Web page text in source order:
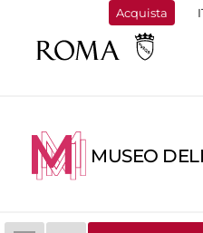
Acquista
MUSEO